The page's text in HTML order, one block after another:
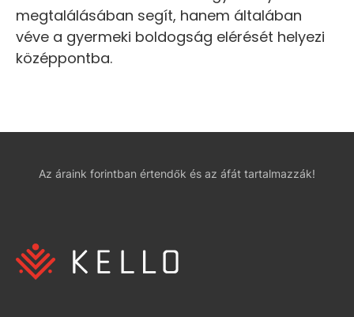
megtalálásában segít, hanem általában
véve a gyermeki boldogság elérését helyezi
középpontba.
Az áraink forintban értendők és az áfát tartalmazzák!